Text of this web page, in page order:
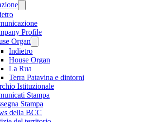
Profile
Organ
Indietro
House Organ
La Rua
Terra Patavina e dintorni
Istituzionale
Stampa
Stampa
della BCC